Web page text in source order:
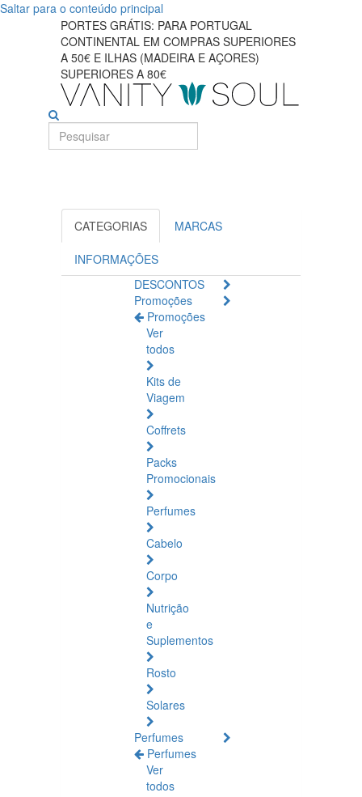
Saltar para o conteúdo principal
Encontre
base
perfeita
para
PORTES GRÁTIS: PARA PORTUGAL
CONTINENTAL EM COMPRAS SUPERIORES
A 50€ E ILHAS (MADEIRA E AÇORES)
SUPERIORES A 80€
CATEGORIAS MARCAS
INFORMAÇÕES
DESCONTOS
Promoções
Promoções
Ver
todos
Kits de
Viagem
Coffrets
Packs
Promocionais
Perfumes
Cabelo
Corpo
Nutrição
e
Suplementos
Rosto
Solares
Perfumes
Perfumes
Ver
todos